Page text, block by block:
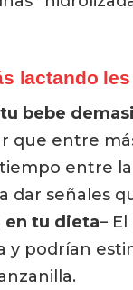
lactando
bebe
que entre
entre
dar señales
en tu dieta–
podrían